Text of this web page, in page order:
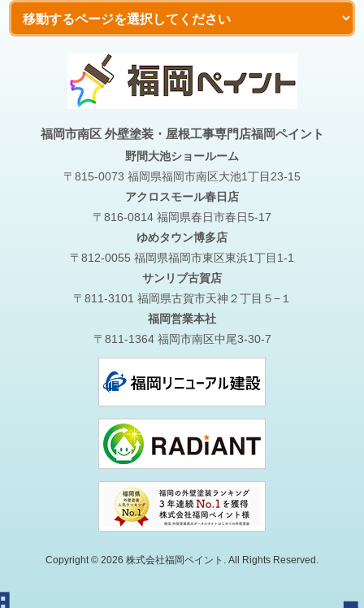
福岡市南区 外壁塗装・屋根工事専門店福岡ペイント
野間大池ショールーム
〒815-0073 福岡県福岡市南区大池1丁目23-15
アクロスモール春日店
〒816-0814 福岡県春日市春日5-17
ゆめタウン博多店
〒812-0055 福岡県福岡市東区東浜1丁目1-1
サンリブ古賀店
〒811-3101 福岡県古賀市天神２丁目５−１
福岡営業本社
〒811-1364 福岡市南区中尾3-30-7
Copyright © 2026 株式会社福岡ペイント. All Rights Reserved.